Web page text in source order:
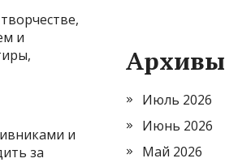
и
и
за
Архивы
Июль 2026
Июнь 2026
Май 2026